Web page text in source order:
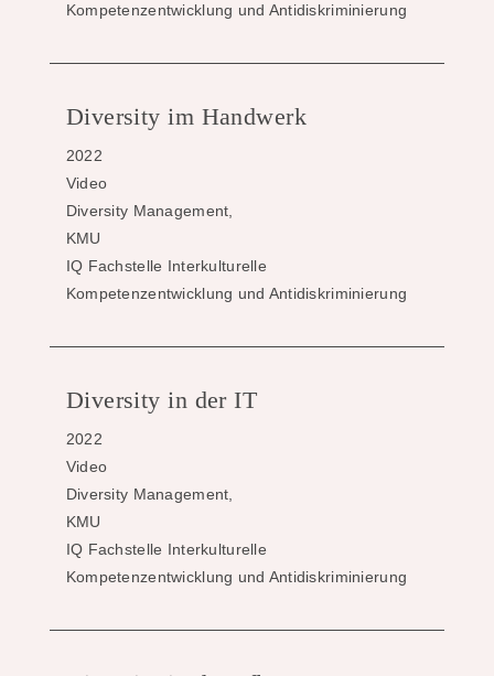
Kompetenzentwicklung und Antidiskriminierung
Diversity im Handwerk
2022
Video
Diversity Management,
KMU
IQ Fachstelle Interkulturelle
Kompetenzentwicklung und Antidiskriminierung
Diversity in der IT
2022
Video
Diversity Management,
KMU
IQ Fachstelle Interkulturelle
Kompetenzentwicklung und Antidiskriminierung